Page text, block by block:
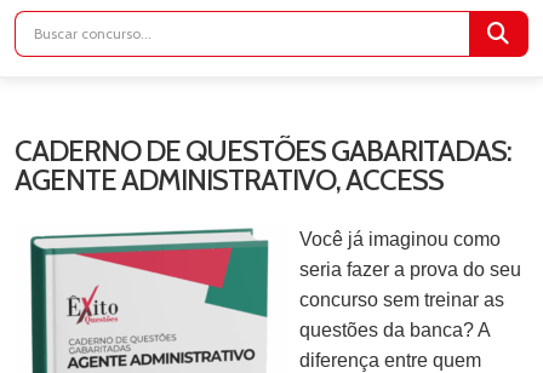
CADERNO DE QUESTÕES GABARITADAS:
AGENTE ADMINISTRATIVO, ACCESS
Você já imaginou como
seria fazer a prova do seu
concurso sem treinar as
questões da banca? A
diferença entre quem